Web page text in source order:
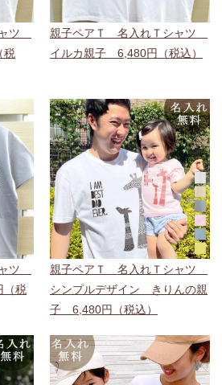
ツ
税
親子ペアＴ 名入れＴシャツ
イルカ親子 6,480円（税込）
ツ
（税
親子ペアＴ 名入れＴシャツ
シンプルデザイン きりんの親
子 6,480円（税込）